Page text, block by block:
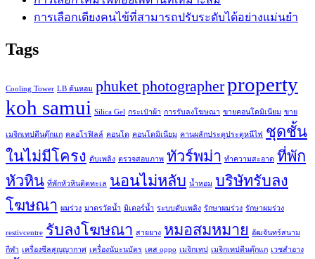
การเลือกเตียงคนไข้ที่สามารถปรับระดับได้อย่างแม่นยำ
Tags
Cooling Tower LB ต้นหอม phuket photographerproperty
koh samui Silica Gel กระเป๋าผ้า การรับลงโฆษณา ขายคอนโดมิเนียม ขาย
เมจิกเทปตีนตุ๊กแก คลอโรฟิลล์ คอนโด คอนโดมิเนียม คานผลักประตูประตูหนีไฟ
ชุดชั้น
ในไม่มีโครง ดับเพลิง ตรวจสอบภาพ ทัวร์พม่า ทำความสะอาด ที่พัก
หัวหิน ที่พักหัวหินติดทะเล นอนไม่หลับ น้ำหอม บริษัทรับลง
โฆษณา ผมร่วง มาตรวัดน้ำ มิเตอร์น้ำ ระบบดับเพลิง รักษาผมร่วง รักษาผมร่วง
restivcentre รับลงโฆษณา สายยาง หมอสมหมาย อัฒจันทร์สนาม
กีฬา เครื่องซีลสูญญากาศ เครื่องนับะนบัตร เคส oppo เมจิกเทป เมจิกเทปตีนตุ๊กแก เวชสำอาง